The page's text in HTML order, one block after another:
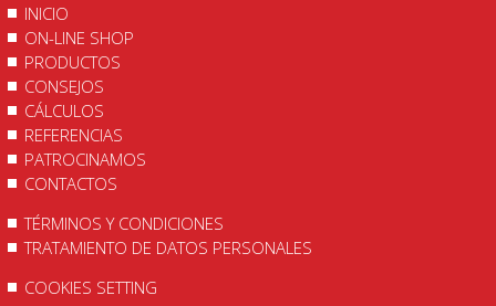
INICIO
ON-LINE SHOP
PRODUCTOS
CONSEJOS
CÁLCULOS
REFERENCIAS
PATROCINAMOS
CONTACTOS
TÉRMINOS Y CONDICIONES
TRATAMIENTO DE DATOS PERSONALES
COOKIES SETTING